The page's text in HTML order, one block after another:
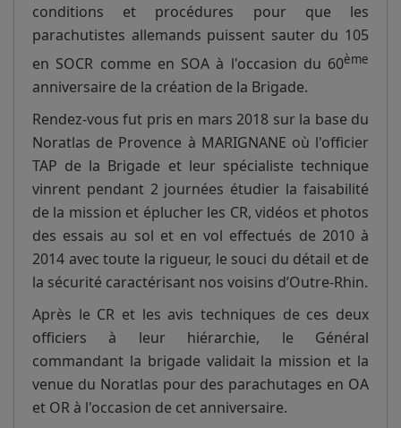
conditions et procédures pour que les
parachutistes allemands puissent sauter du 105
en SOCR comme en SOA à l'occasion du 60ème
anniversaire de la création de la Brigade.
Rendez-vous fut pris en mars 2018 sur la base du
Noratlas de Provence à MARIGNANE où l'officier
TAP de la Brigade et leur spécialiste technique
vinrent pendant 2 journées étudier la faisabilité
de la mission et éplucher les CR, vidéos et photos
des essais au sol et en vol effectués de 2010 à
2014 avec toute la rigueur, le souci du détail et de
la sécurité caractérisant nos voisins d’Outre-Rhin.
Après le CR et les avis techniques de ces deux
officiers à leur hiérarchie, le Général
commandant la brigade validait la mission et la
venue du Noratlas pour des parachutages en OA
et OR à l'occasion de cet anniversaire.